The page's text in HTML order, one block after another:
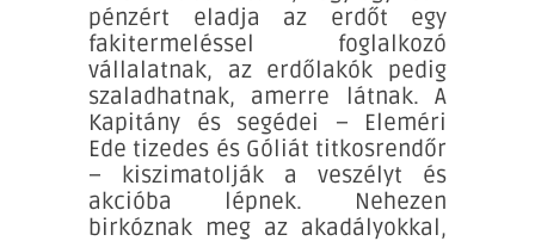
pénzért eladja az erdőt egy
fakitermeléssel foglalkozó
vállalatnak, az erdőlakók pedig
szaladhatnak, amerre látnak. A
Kapitány és segédei – Eleméri
Ede tizedes és Góliát titkosrendőr
– kiszimatolják a veszélyt és
akcióba lépnek. Nehezen
birkóznak meg az akadályokkal,